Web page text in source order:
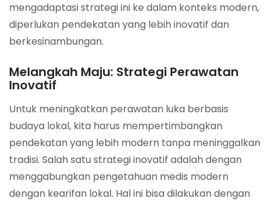
mengadaptasi strategi ini ke dalam konteks modern,
diperlukan pendekatan yang lebih inovatif dan
berkesinambungan.
Melangkah Maju: Strategi Perawatan
Inovatif
Untuk meningkatkan perawatan luka berbasis
budaya lokal, kita harus mempertimbangkan
pendekatan yang lebih modern tanpa meninggalkan
tradisi. Salah satu strategi inovatif adalah dengan
menggabungkan pengetahuan medis modern
dengan kearifan lokal. Hal ini bisa dilakukan dengan